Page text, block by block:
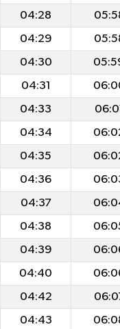
04:28
04:29
04:30
04:31
04:33
04:34
04:35
04:36
04:37
04:38
04:39
04:40
04:42
04:43